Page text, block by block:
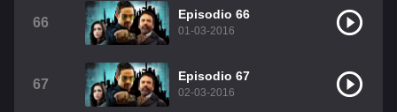
66
Episodio 66
01-03-2016
67
Episodio 67
02-03-2016